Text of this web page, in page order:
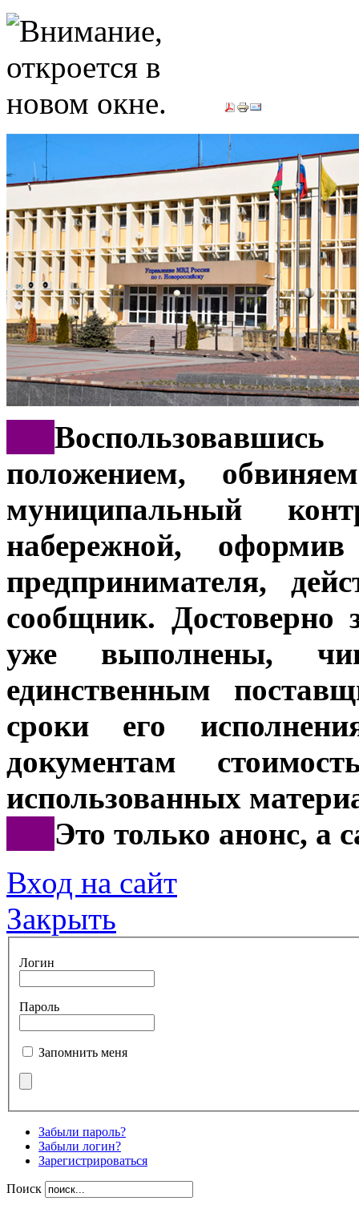
положением,
муниципальный
набережной,
предпринимателя,
сообщник. Достоверно
уже выполнены,
единственным
сроки его
документам
использованных
Это только анонс, а
Вход на сайт
Закрыть
Логин
Пароль
Запомнить меня
Забыли пароль?
Забыли логин?
Зарегистрироваться
Поиск